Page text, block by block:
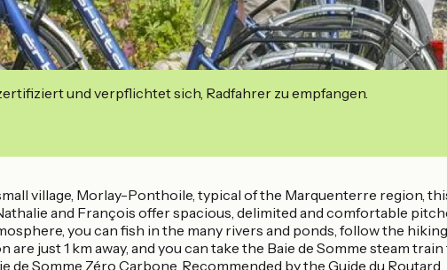
und verpflichtet sich, Radfahrer zu empfangen.
village, Morlay-Ponthoile, typical of the Marquenterre region,
and François offer spacious, delimited and comfortable
you can fish in the many rivers and ponds, follow the
are just 1 km away, and you can take the Baie de Somme steam
de Somme Zéro Carbone, Recommended by the Guide du